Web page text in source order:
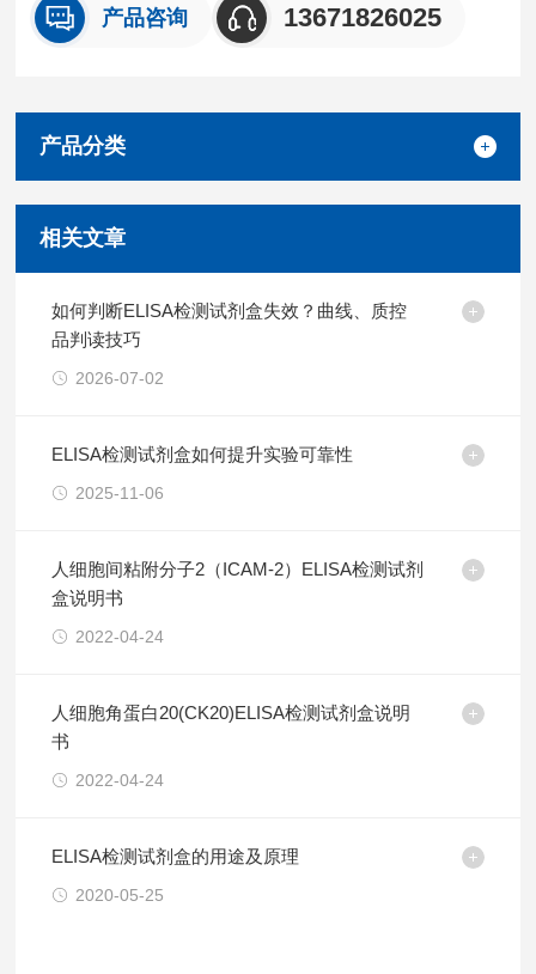
产品咨询 13671826025
产品分类
相关文章
如何判断ELISA检测试剂盒失效？曲线、质控
品判读技巧
2026-07-02
ELISA检测试剂盒如何提升实验可靠性
2025-11-06
人细胞间粘附分子2（ICAM-2）ELISA检测试剂
盒说明书
2022-04-24
人细胞角蛋白20(CK20)ELISA检测试剂盒说明
书
2022-04-24
ELISA检测试剂盒的用途及原理
2020-05-25